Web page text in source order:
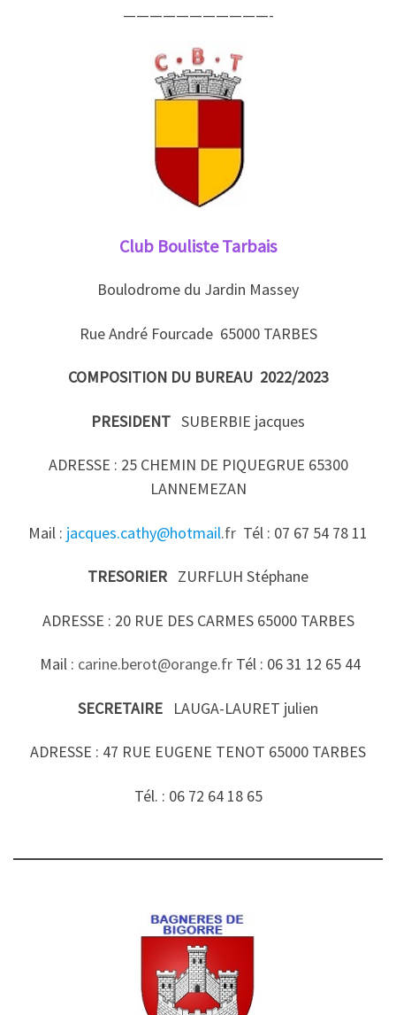
———————————-
Club Bouliste Tarbais
Boulodrome du Jardin Massey
Rue André Fourcade 65000 TARBES
COMPOSITION DU BUREAU 2022/2023
PRESIDENT SUBERBIE jacques
ADRESSE : 25 CHEMIN DE PIQUEGRUE 65300
LANNEMEZAN
Mail : jacques.cathy@hotmail.fr Tél : 07 67 54 78 11
TRESORIER ZURFLUH Stéphane
ADRESSE : 20 RUE DES CARMES 65000 TARBES
Mail : carine.berot@orange.fr Tél : 06 31 12 65 44
SECRETAIRE LAUGA-LAURET julien
ADRESSE : 47 RUE EUGENE TENOT 65000 TARBES
Tél. : 06 72 64 18 65